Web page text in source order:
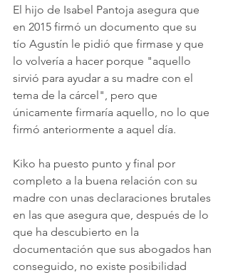
El hijo de Isabel Pantoja asegura que
en 2015 firmó un documento que su
tío Agustín le pidió que firmase y que
lo volvería a hacer porque "aquello
sirvió para ayudar a su madre con el
tema de la cárcel", pero que
únicamente firmaría aquello, no lo que
firmó anteriormente a aquel día.
Kiko ha puesto punto y final por
completo a la buena relación con su
madre con unas declaraciones brutales
en las que asegura que, después de lo
que ha descubierto en la
documentación que sus abogados han
conseguido, no existe posibilidad